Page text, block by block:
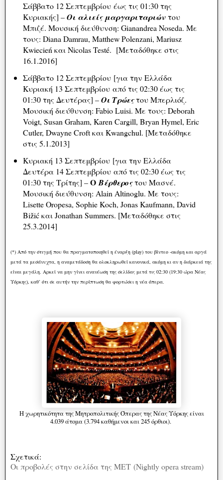
Σάββατο 12 Σεπτεμβρίου έως τις 01:30 της
Κυριακής] –Οι αλιείς μαργαριταριώντου
Μπιζέ. Μουσική διεύθυνση: Gianandrea Noseda. Με
τους: Diana Damrau, Matthew Polenzani, Mariusz
Kwiecień και Nicolas Testé. [Μεταδόθηκε στις
16.1.2016]
Σάββατο 12 Σεπτεμβρίου [για την Ελλάδα
Κυριακή 13 Σεπτεμβρίου από τις 02:30 έως τις
01:30 της Δευτέρας] –Οι Τρώεςτου Μπερλιόζ.
Μουσική διεύθυνση: Fabio Luisi. Με τους: Deborah
Voigt, Susan Graham, Karen Cargill, Bryan Hymel, Eric
Cutler, Dwayne Croft και Kwangchul. [Μεταδόθηκε
στις 5.1.2013]
Κυριακή 13 Σεπτεμβρίου [για την Ελλάδα
Δευτέρα 14 Σεπτεμβρίου από τις 02:30 έως τις
01:30 της Τρίτης] –ΟΒέρθεροςτου Μασνέ.
Μουσική διεύθυνση: Alain Altinoglu. Με τους:
Lisette Oropesa, Sophie Koch, Jonas Kaufmann, David
Bižić και Jonathan Summers. [Μεταδόθηκε στις
25.3.2014]
(*) Από την στιγμή που θα πραγματοποιηθεί η έναρξη (play) του βίντεο -ακόμη και αργά
μετά τα μεσάνυχτα, η αναμετάδοση θα ολοκληρωθεί κανονικά, ακόμη κι αν η διάρκειά της
είναι μεγάλη. Αρκεί να μην γίνει ανανέωση της σελίδας μετά τις 02:30 (19:30 ώρα Νέας
Υόρκης), καθ’ ότι σε αυτήν την περίπτωση θα φορτώσει η νέα όπερα.
Η χωρητικότητα της Μητροπολιτικής Όπερας της Νέας Υόρκης είναι
4.039 άτομα (3.794 καθήμενοι και 245 όρθιοι).
Σχετικά:
Οι προβολές στην σελίδα της ΜΕΤ (Nightly opera stream)